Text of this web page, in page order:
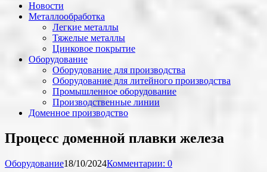
Новости
Металлообработка
Легкие металлы
Тяжелые металлы
Цинковое покрытие
Оборудование
Оборудование для производства
Оборудование для литейного производства
Промышленное оборудование
Производственные линии
Доменное производство
Процесс доменной плавки железа
Оборудование18/10/2024Комментарии: 0